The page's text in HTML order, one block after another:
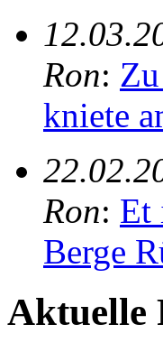
Ron:
kniete
Ron: Et
Berge
Aktuelle